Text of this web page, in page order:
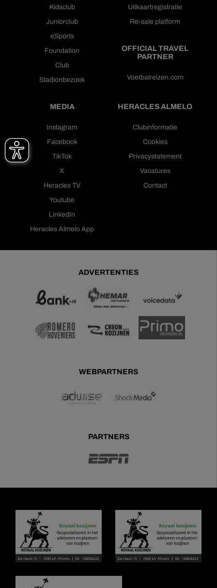
Kidsclub
Juniorclub
eSports
Foundation
Club
Stadionbezoek
Uitkaartregistratie
Re-sale platform
OFFICIAL TRAVEL
PARTNER
Voetbalreizen.com
MEDIA
Instagram
Facebook
TikTok
X
Heracles TV
Youtube
LinkedIn
Heracles Almelo App
HERACLES ALMELO
Clubinformatie
Cookies
Privacystatement
Vacatures
Contact
ADVERTENTIES
WEBPARTNERS
PARTNERS